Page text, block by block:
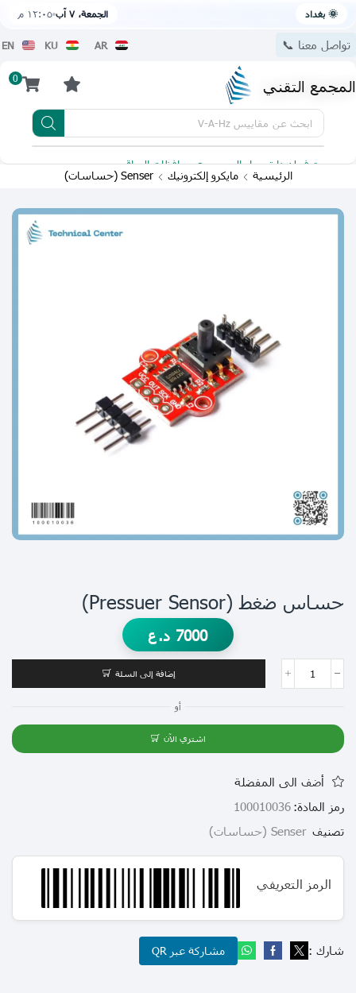
🌞 بغداد الجمعة، ٧ آب ١٢:٠٥ م
تواصل معنا 📞 AR
KU
EN
المجمع التقني 0
ابحث عن مقاييس V-A-Hz
يتوفر لدينا توصيل الى جميع محافظات العراق
الرئيسية مايكرو إلكترونيك Senser (حساسات)
حساس ضغط (pressuer Sensor)
7000 د.ع
إضافة إلى السلة
أو
اشتري الآن
أضف الى المفضلة
رمز المادة: 100010036
تصنيف Senser (حساسات)
الرمز التعريفي
شارك : مشاركة عبر QR